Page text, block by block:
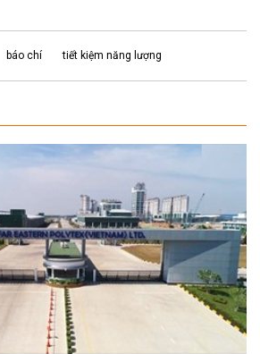
báo chí tiết kiệm năng lượng